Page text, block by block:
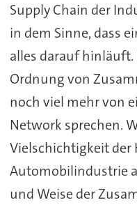
Supply Chain der
in dem Sinne, dass
alles darauf hinläuft.
Ordnung von
noch viel mehr von
Network sprechen.
Vielschichtigkeit der
Automobilindustrie
und Weise der